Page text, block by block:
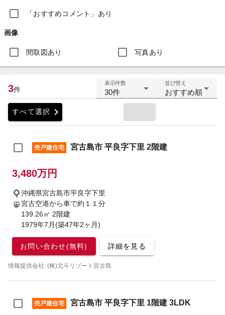
「おすすめコメント」あり
画像
間取図あり 写真あり
3件
表示件数
30件
並び替え
おすすめ順
すべて選択 chevron_right
売戸建住宅 宮古島市 平良字下里 2階建
3,480万円
沖縄県宮古島市平良字下里
宮古空港から車で約１１分
139.26㎡ 2階建
1979年7月(築47年2ヶ月)
お問い合わせ(無料) 詳細を見る
情報提供会社: (株)北斗リゾート宮古島
売戸建住宅 宮古島市 平良字下里 1階建 3LDK